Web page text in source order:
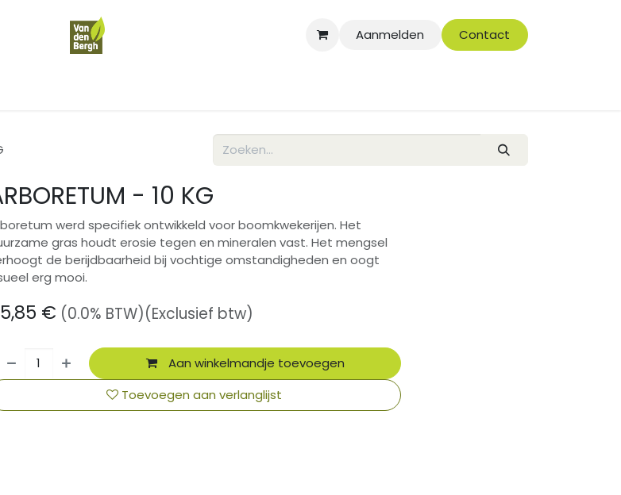
Aanmelden Contact
- 10 KG
werd specifiek ontwikkeld voor boomkwekerijen. Het
gras houdt erosie tegen en mineralen vast. Het mengsel
de berijdbaarheid bij vochtige omstandigheden en oogt
erg mooi.
€ (0.0% BTW)(Exclusief btw)
Aan winkelmandje toevoegen
Toevoegen aan verlanglijst